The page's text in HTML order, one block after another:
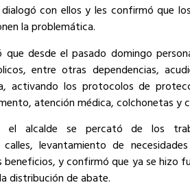
dialogó con ellos y les confirmó que
la problemática.
que desde el pasado domingo
entre otras dependencias,
activando los protocolos de
atención médica, colchonetas y
el alcalde se percató de los
levantamiento de
y confirmó que ya se hizo
distribución de abate.